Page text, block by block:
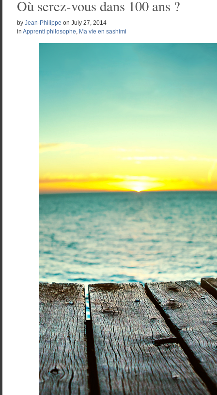
Où serez-vous dans 100 ans ?
by Jean-Philippe on July 27, 2014
in Apprenti philosophe, Ma vie en sashimi